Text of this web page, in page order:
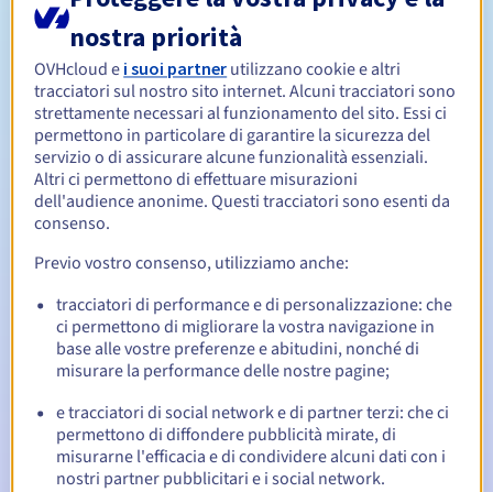
Periodo di rinnovo Da 1 a 10 anni
Redemption period 30 giorni
Email di notifica:
60, 30, 15, 7 e 3 giorni prima della
scadenza
Email il giorno della scadenzaper notificare la
sospensione del nome di dominio
Email dopo il Redemption Grace Periodper notificare la
cancellazione del nome di dominio
nostra priorità
OVHcloud e i suoi partner utilizzano cookie e altri
tracciatori sul nostro sito internet. Alcuni tracciatori sono
strettamente necessari al funzionamento del sito. Essi ci
permettono in particolare di garantire la sicurezza del
servizio o di assicurare alcune funzionalità essenziali.
Altri ci permettono di effettuare misurazioni
dell'audience anonime. Questi tracciatori sono esenti da
consenso.
Previo vostro consenso, utilizziamo anche:
tracciatori di performance e di personalizzazione: che
ci permettono di migliorare la vostra navigazione in
base alle vostre preferenze e abitudini, nonché di
misurare la performance delle nostre pagine;
e tracciatori di social network e di partner terzi: che ci
permettono di diffondere pubblicità mirate, di
misurarne l'efficacia e di condividere alcuni dati con i
nostri partner pubblicitari e i social network.